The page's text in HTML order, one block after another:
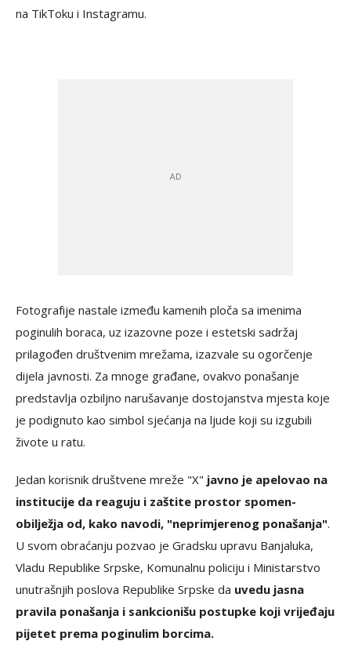
na TikToku i Instagramu.
Fotografije nastale između kamenih ploča sa imenima
poginulih boraca, uz izazovne poze i estetski sadržaj
prilagođen društvenim mrežama, izazvale su ogorčenje
dijela javnosti. Za mnoge građane, ovakvo ponašanje
predstavlja ozbiljno narušavanje dostojanstva mjesta koje
je podignuto kao simbol sjećanja na ljude koji su izgubili
živote u ratu.
Jedan korisnik društvene mreže "X" javno je apelovao na
institucije da reaguju i zaštite prostor spomen-
obilježja od, kako navodi, "neprimjerenog ponašanja".
U svom obraćanju pozvao je Gradsku upravu Banjaluka,
Vladu Republike Srpske, Komunalnu policiju i Ministarstvo
unutrašnjih poslova Republike Srpske da uvedu jasna
pravila ponašanja i sankcionišu postupke koji vrijeđaju
pijetet prema poginulim borcima.